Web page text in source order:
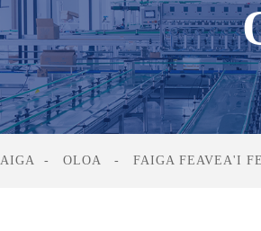
AIGA OLOA FAIGA FEAVEA'I